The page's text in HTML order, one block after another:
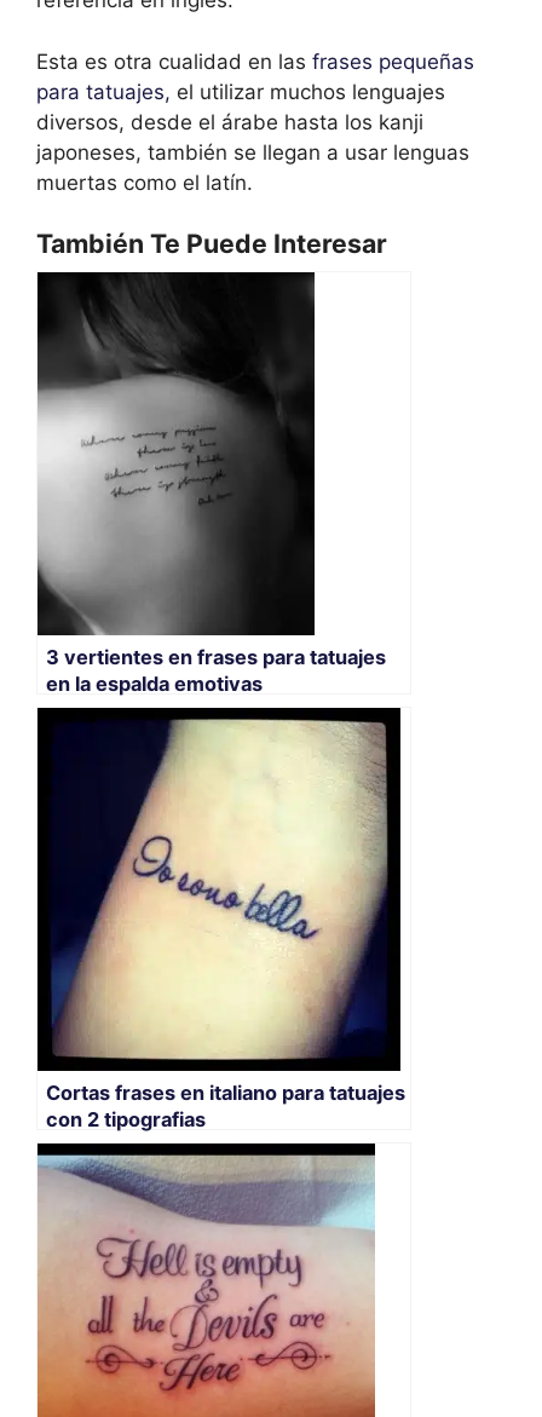
Esta es otra cualidad en las frases pequeñas
para tatuajes, el utilizar muchos lenguajes
diversos, desde el árabe hasta los kanji
japoneses, también se llegan a usar lenguas
muertas como el latín.
También Te Puede Interesar
3 vertientes en frases para tatuajes
en la espalda emotivas
Cortas frases en italiano para tatuajes
con 2 tipografias